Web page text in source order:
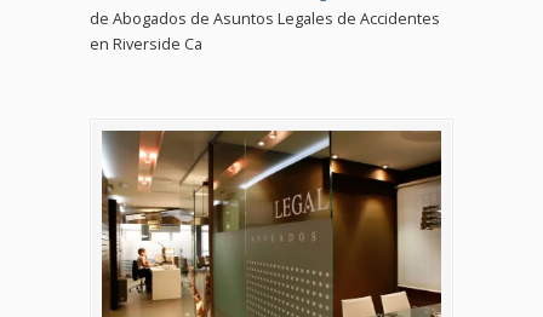
de Abogados de Asuntos Legales de Accidentes
en Riverside Ca